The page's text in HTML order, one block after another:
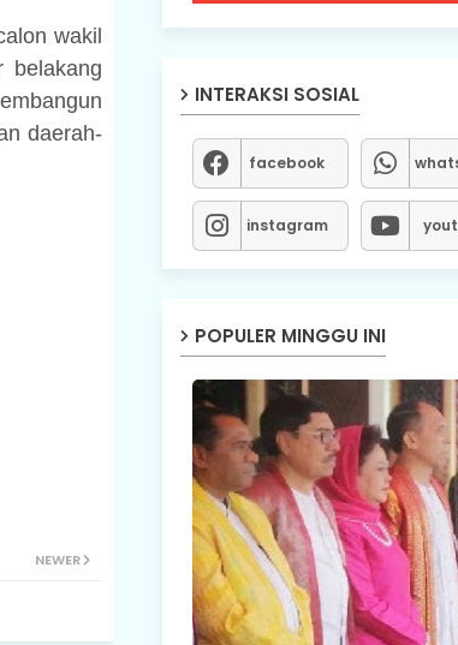
wakil
belakang
daerah-
NEWER
INTERAKSI SOSIAL
facebook
instagram
POPULER MINGGU INI